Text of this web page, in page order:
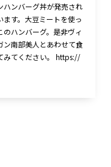
ハンバーグ丼が発売され
ます。大豆ミートを使っ
のハンバーグ。是非ヴィ
ン南部美人とあわせて食
みてください。 https://